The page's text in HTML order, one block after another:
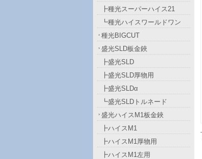
┣種光スーパーハイス21
┗種光ハイスワールドワン
種光BIGCUT
盛光SLD板金鋏
┣盛光SLD
┣盛光SLD厚物用
┣盛光SLDα
┗盛光SLDトルネード
盛光ハイスM1板金鋏
┣ハイスM1
┣ハイスM1厚物用
┣ハイスM1左用